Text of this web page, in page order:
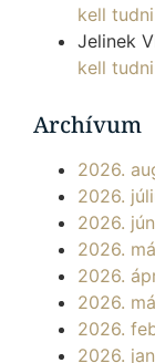
kell
Jelinek
kell
Archívum
2026.
2026.
2026.
2026.
2026.
2026.
2026.
2026.